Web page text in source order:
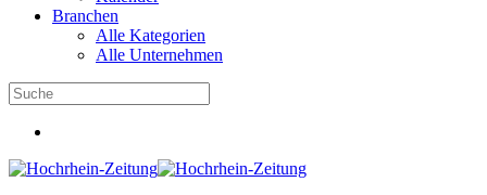
Branchen
Alle Kategorien
Alle Unternehmen